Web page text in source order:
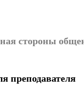
стороны
преподавателя